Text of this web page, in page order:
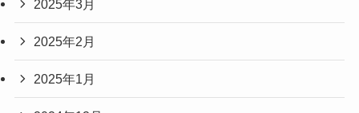
2025年3月
2025年2月
2025年1月